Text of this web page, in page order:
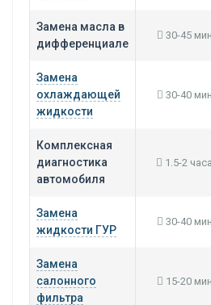
Замена масла в
дифференциале
30-45 мин
Замена
охлаждающей
жидкости
30-40 мин
Комплексная
диагностика
автомобиля
1.5-2 часа
Замена
жидкости ГУР
30-40 мин
Замена
салонного
фильтра
15-20 мин